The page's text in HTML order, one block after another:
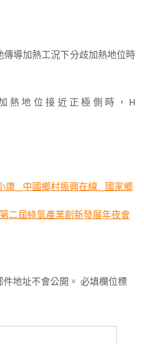
導加熱工況下分歧加熱地位時
熱地位接近正極側時，H
康_中國鄉村振興在線_國家鄉
二屆綠氫產業創新發展年夜會
地址不會公開。 必填欄位標